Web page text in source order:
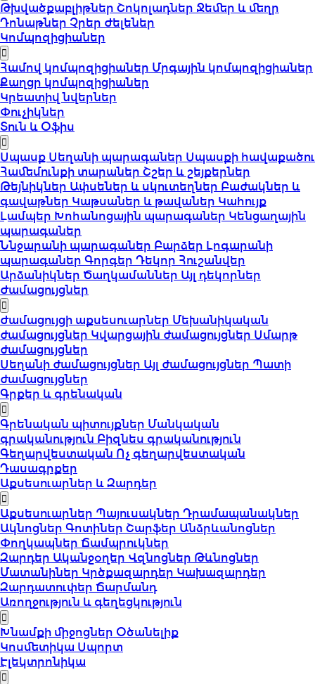
Թխվածքաբլիթներ Շոկոլադներ Ջեմեր և մեղր
Դոնաթներ Չրեր Ժելեներ
Կոմպոզիցիաներ
Համով կոմպոզիցիաներ Մրգային կոմպոզիցիաներ
Քաղցր կոմպոզիցիաներ
Կրեատիվ նվերներ
Փուչիկներ
Տուն և Օֆիս
Սպասք Սեղանի պարագաներ Սպասքի հավաքածու
Համեմունքի տարաներ Շշեր և շեյքերներ
Թեյնիկներ Ափսեներ և սկուտեղներ Բաժակներ և
գավաթներ Կաթսաներ և թավաներ Կահույք
Լամպեր Խոհանոցային պարագաներ Կենցաղային
պարագաներ
Ննջարանի պարագաներ Բարձեր Լոգարանի
պարագաներ Գորգեր Դեկոր Հուշանվեր
Արձանիկներ Ծաղկամաններ Այլ դեկորներ
Ժամացույցներ
Ժամացույցի աքսեսուարներ Մեխանիկական
ժամացույցներ Կվարցային ժամացույցներ Սմարթ
ժամացույցներ
Սեղանի ժամացույցներ Այլ ժամացույցներ Պատի
ժամացույցներ
Գրքեր և գրենական
Գրենական պիտույքներ Մանկական
գրականություն Բիզնես գրականություն
Գեղարվեստական Ոչ գեղարվեստական
Դասագրքեր
Աքսեսուարներ և Զարդեր
Աքսեսուարներ Պայուսակներ Դրամապանակներ
Ակնոցներ Գոտիներ Շարֆեր Անձրևանոցներ
Փողկապներ Ճամպրուկներ
Զարդեր Ականջօղեր Վզնոցներ Թևնոցներ
Մատանիներ Կրծքազարդեր Կախազարդեր
Զարդատուփեր Ճարմանդ
Առողջություն և գեղեցկություն
Խնամքի միջոցներ Օծանելիք
Կոսմետիկա Սպորտ
Էլեկտրոնիկա